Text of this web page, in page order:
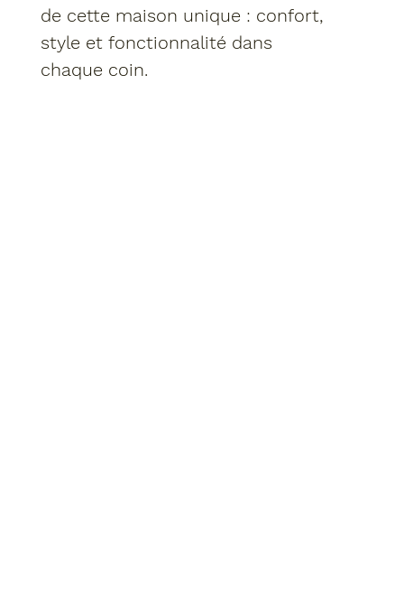
de cette maison unique : confort,
style et fonctionnalité dans
chaque coin.